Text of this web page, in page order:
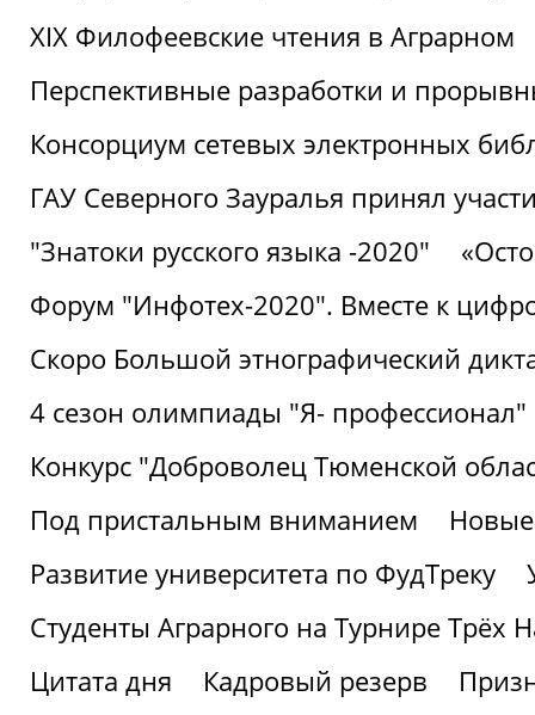
XIX Филофеевские чтения в Аграрном
Перспективные разработки и
Консорциум сетевых электронных
ГАУ Северного Зауралья принял
"Знатоки русского языка -2020"
Форум "Инфотех-2020". Вместе к
Скоро Большой этнографический
4 сезон олимпиады "Я- профессионал"
Конкурс "Доброволец Тюменской
Под пристальным вниманием
Развитие университета по ФудТреку
Студенты Аграрного на Турнире Трёх
Цитата дня
Кадровый резерв